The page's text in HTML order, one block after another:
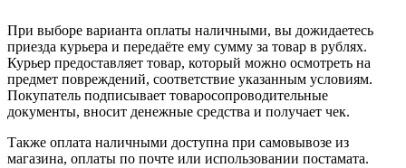
При выборе варианта оплаты наличными, вы дожидаетесь
приезда курьера и передаёте ему сумму за товар в рублях.
Курьер предоставляет товар, который можно осмотреть на
предмет повреждений, соответствие указанным условиям.
Покупатель подписывает товаросопроводительные
документы, вносит денежные средства и получает чек.
Также оплата наличными доступна при самовывозе из
магазина, оплаты по почте или использовании постамата.